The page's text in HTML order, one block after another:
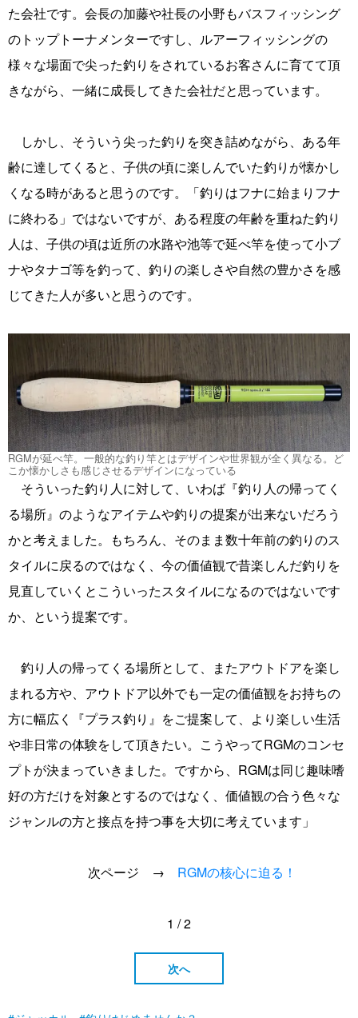
た会社です。会長の加藤や社長の小野もバスフィッシング
のトップトーナメンターですし、ルアーフィッシングの
様々な場面で尖った釣りをされているお客さんに育てて頂
きながら、一緒に成長してきた会社だと思っています。
しかし、そういう尖った釣りを突き詰めながら、ある年
齢に達してくると、子供の頃に楽しんでいた釣りが懐かし
くなる時があると思うのです。「釣りはフナに始まりフナ
に終わる」ではないですが、ある程度の年齢を重ねた釣り
人は、子供の頃は近所の水路や池等で延べ竿を使って小ブ
ナやタナゴ等を釣って、釣りの楽しさや自然の豊かさを感
じてきた人が多いと思うのです。
RGMが延べ竿。一般的な釣り竿とはデザインや世界観が全く異なる。ど
こか懐かしさも感じさせるデザインになっている
そういった釣り人に対して、いわば『釣り人の帰ってく
る場所』のようなアイテムや釣りの提案が出来ないだろう
かと考えました。もちろん、そのまま数十年前の釣りのス
タイルに戻るのではなく、今の価値観で昔楽しんだ釣りを
見直していくとこういったスタイルになるのではないです
か、という提案です。
釣り人の帰ってくる場所として、またアウトドアを楽し
まれる方や、アウトドア以外でも一定の価値観をお持ちの
方に幅広く『プラス釣り』をご提案して、より楽しい生活
や非日常の体験をして頂きたい。こうやってRGMのコンセ
プトが決まっていきました。ですから、RGMは同じ趣味嗜
好の方だけを対象とするのではなく、価値観の合う色々な
ジャンルの方と接点を持つ事を大切に考えています」
次ページ → RGMの核心に迫る ！
1 / 2
次へ